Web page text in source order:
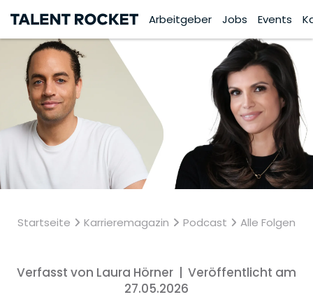
Arbeitgeber Jobs Events
Startseite Karrieremagazin Podcast Alle Folgen
Verfasst von Laura Hörner | Veröffentlicht am
27.05.2026